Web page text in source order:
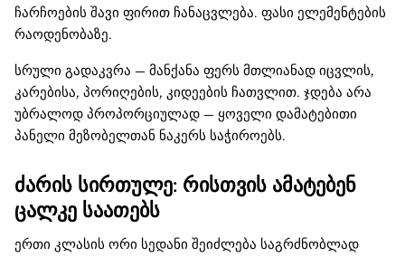
ჩარჩოების შავი ფირით ჩანაცვლება. ფასი ელემენტების
რაოდენობაზე.
სრული გადაკვრა — მანქანა ფერს მთლიანად იცვლის,
კარებისა, პორიღების, კიდეების ჩათვლით. ჯდება არა
უბრალოდ პროპორციულად — ყოველი დამატებითი
პანელი მეზობელთან ნაკერს საჭიროებს.
ძარის სირთულე: რისთვის ამატებენ
ცალკე საათებს
ერთი კლასის ორი სედანი შეიძლება საგრძნობლად